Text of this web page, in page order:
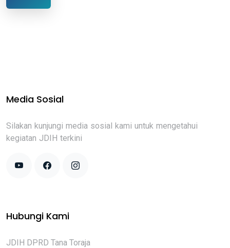
Media Sosial
Silakan kunjungi media sosial kami untuk mengetahui
kegiatan JDIH terkini
Hubungi Kami
JDIH DPRD Tana Toraja